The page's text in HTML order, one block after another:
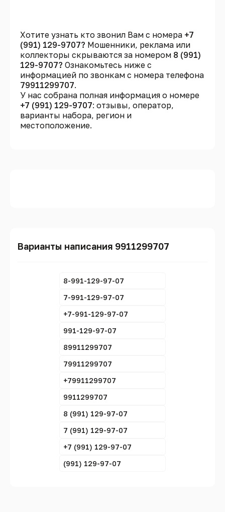
Хотите узнать кто звонил Вам с номера +7
(991) 129-9707? Мошенники, реклама или
коллекторы скрываются за номером 8 (991)
129-9707? Ознакомьтесь ниже с
информацией по звонкам с номера телефона
79911299707.
У нас собрана полная информация о номере
+7 (991) 129-9707: отзывы, оператор,
варианты набора, регион и
местоположение.
Варианты написания 9911299707
8-991-129-97-07
7-991-129-97-07
+7-991-129-97-07
991-129-97-07
89911299707
79911299707
+79911299707
9911299707
8 (991) 129-97-07
7 (991) 129-97-07
+7 (991) 129-97-07
(991) 129-97-07